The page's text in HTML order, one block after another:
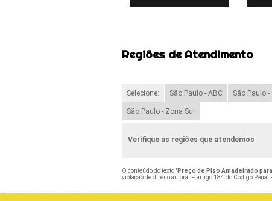
Regiões de Atendimento
Selecione: São Paulo - ABC São Paulo
São Paulo - Zona Sul
Verifique as regiões que atendemos
O conteúdo do texto "Preço de Piso Amadeirado
violação de direito autoral – artigo 184 do Código Penal